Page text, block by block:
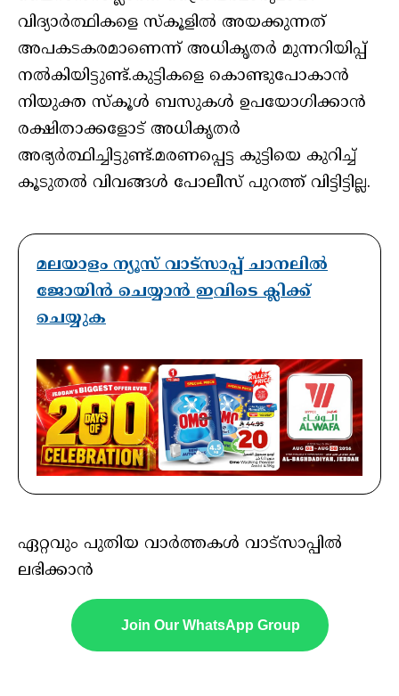
വിദ്യാർത്ഥികളെ സ്കൂളിൽ അയക്കുന്നത്
അപകടകരമാണെന്ന് അധികൃതർ മുന്നറിയിപ്പ്
നൽകിയിട്ടുണ്ട്.കുട്ടികളെ കൊണ്ടുപോകാൻ
നിയുക്ത സ്കൂൾ ബസുകൾ ഉപയോഗിക്കാൻ
രക്ഷിതാക്കളോട് അധികൃതർ
അഭ്യർത്ഥിച്ചിട്ടുണ്ട്.മരണപ്പെട്ട കുട്ടിയെ കുറിച്ച്
കൂടുതൽ വിവങ്ങൾ പോലീസ് പുറത്ത് വിട്ടിട്ടില്ല.
മലയാളം ന്യൂസ് വാട്സാപ്പ് ചാനലിൽ
ജോയിൻ ചെയ്യാൻ ഇവിടെ ക്ലിക്ക്
ചെയ്യുക
ഏറ്റവും പുതിയ വാർത്തകൾ വാട്സാപ്പിൽ
ലഭിക്കാൻ
Join Our WhatsApp Group